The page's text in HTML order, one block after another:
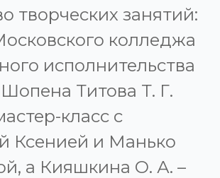
творческих занятий:
колледжа
исполнительства
Титова Т. Г.
класс с
Ксенией и Манько
а Кияшкина О. А. –